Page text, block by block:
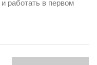
работать в первом